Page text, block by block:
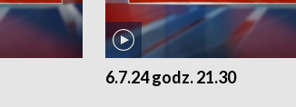
6.7.24 godz. 21.30